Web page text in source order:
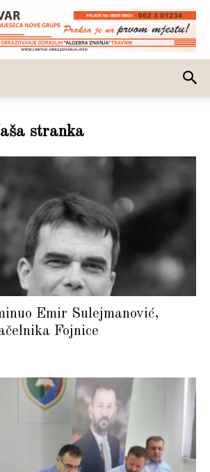
stranka
Emir Sulejmanović,
Fojnice